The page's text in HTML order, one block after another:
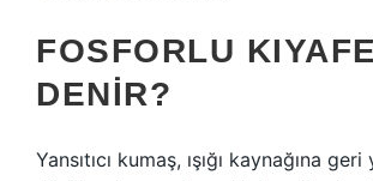
FOSFORLU
DENIR?
Yansıtıcı kumaş, ışığı kaynağına